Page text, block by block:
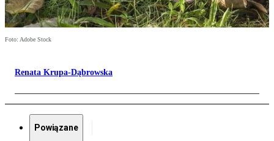
Foto: Adobe Stock
Renata Krupa-Dąbrowska
Powiązane